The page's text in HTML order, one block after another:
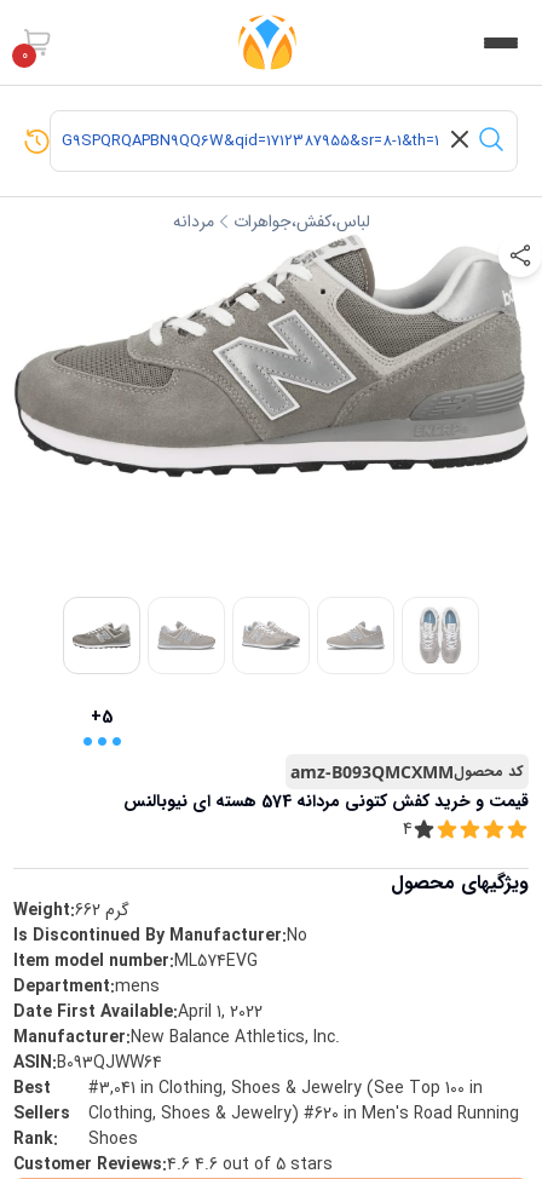
0
لباس،کفش،جواهرات مردانه
+5
...
کد محصولamz-B093QMCXMM
قیمت و خریدکفش کتونی مردانه 574 هسته ای نیوبالنس
4
ویژگیهای محصول
Weight:662گرم
Is Discontinued By Manufacturer:No
Item model number:ML574EVG
Department:mens
Date First Available:April 1, 2022
Manufacturer:New Balance Athletics, Inc.
ASIN:B093QJWW64
Best
Sellers
Rank:
#3,041 in Clothing, Shoes & Jewelry (See Top 100 in
Clothing, Shoes & Jewelry) #620 in Men's Road Running
Shoes
Customer Reviews:4.6 4.6 out of 5 stars